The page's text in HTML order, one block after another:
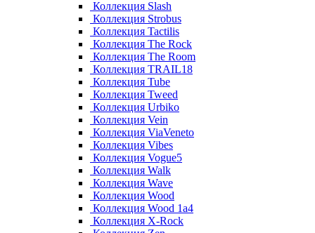
Коллекция Slash
Коллекция Strobus
Коллекция Tactilis
Коллекция The Rock
Коллекция The Room
Коллекция TRAIL18
Коллекция Tube
Коллекция Tweed
Коллекция Urbiko
Коллекция Vein
Коллекция ViaVeneto
Коллекция Vibes
Коллекция Vogue5
Коллекция Walk
Коллекция Wave
Коллекция Wood
Коллекция Wood 1a4
Коллекция X-Rock